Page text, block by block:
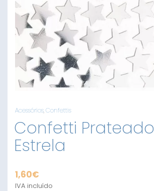
Acessórios,Confettis
Confetti Prateado
Estrela
1,60€
IVA incluído